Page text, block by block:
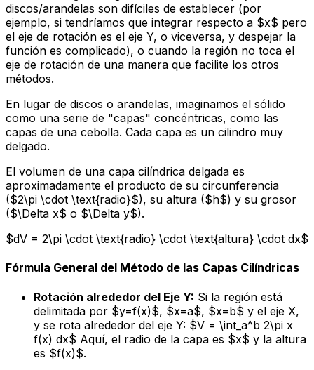
discos/arandelas son difíciles de establecer (por
ejemplo, si tendríamos que integrar respecto a $x$ pero
el eje de rotación es el eje Y, o viceversa, y despejar la
función es complicado), o cuando la región no toca el
eje de rotación de una manera que facilite los otros
métodos.
En lugar de discos o arandelas, imaginamos el sólido
como una serie de "capas" concéntricas, como las
capas de una cebolla. Cada capa es un cilindro muy
delgado.
El volumen de una capa cilíndrica delgada es
aproximadamente el producto de su circunferencia
($2\pi \cdot \text{radio}$), su altura ($h$) y su grosor
($\Delta x$ o $\Delta y$).
$dV = 2\pi \cdot \text{radio} \cdot \text{altura} \cdot dx$
Fórmula General del Método de las Capas Cilíndricas
Rotación alrededor del Eje Y: Si la región está
delimitada por $y=f(x)$, $x=a$, $x=b$ y el eje X,
y se rota alrededor del eje Y: $V = \int_a^b 2\pi x
f(x) dx$ Aquí, el radio de la capa es $x$ y la altura
es $f(x)$.